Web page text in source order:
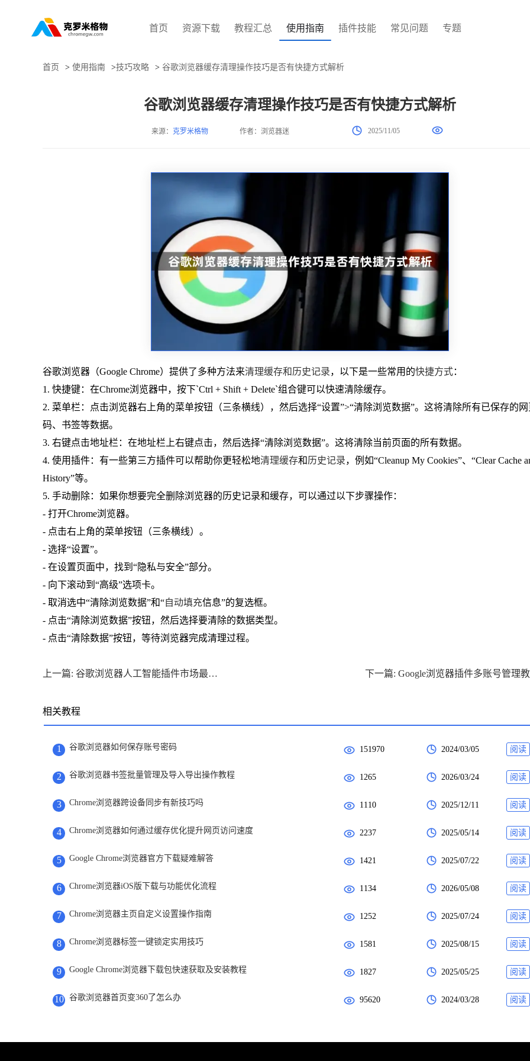
首页 资源下载 教程汇总 使用指南 插件技能 常见问题 专题
首页 > 使用指南 >技巧攻略 > 谷歌浏览器缓存清理操作技巧是否有快捷方式解析
谷歌浏览器缓存清理操作技巧是否有快捷方式解析
来源： 克罗米格物 作者：浏览器迷 2025/11/05
谷歌浏览器（Google Chrome）提供了多种方法来清理缓存和历史记录，以下是一些常用的快捷方式：
1. 快捷键：在Chrome浏览器中，按下`Ctrl + Shift + Delete`组合键可以快速清除缓存。
2. 菜单栏：点击浏览器右上角的菜单按钮（三条横线），然后选择“设置”>“清除浏览数据”。这将清除所有已保存的
码、书签等数据。
3. 右键点击地址栏：在地址栏上右键点击，然后选择“清除浏览数据”。这将清除当前页面的所有数据。
4. 使用插件：有一些第三方插件可以帮助你更轻松地清理缓存和历史记录，例如“Cleanup My Cookies”、“Clear Cache
History”等。
5. 手动删除：如果你想要完全删除浏览器的历史记录和缓存，可以通过以下步骤操作：
- 打开Chrome浏览器。
- 点击右上角的菜单按钮（三条横线）。
- 选择“设置”。
- 在设置页面中，找到“隐私与安全”部分。
- 向下滚动到“高级”选项卡。
- 取消选中“清除浏览数据”和“自动填充信息”的复选框。
- 点击“清除浏览数据”按钮，然后选择要清除的数据类型。
- 点击“清除数据”按钮，等待浏览器完成清理过程。
上一篇: 谷歌浏览器人工智能插件市场最新动态及优质插件推荐 下一篇: Google浏览器插件多账号管理
相关教程
1 谷歌浏览器如何保存账号密码 151970 2024/03/05 阅读
2 谷歌浏览器书签批量管理及导入导出操作教程 1265 2026/03/24 阅读
3 Chrome浏览器跨设备同步有新技巧吗 1110 2025/12/11 阅读
4 Chrome浏览器如何通过缓存优化提升网页访问速度 2237 2025/05/14 阅读
5 Google Chrome浏览器官方下载疑难解答 1421 2025/07/22 阅读
6 Chrome浏览器iOS版下载与功能优化流程 1134 2026/05/08 阅读
7 Chrome浏览器主页自定义设置操作指南 1252 2025/07/24 阅读
8 Chrome浏览器标签一键锁定实用技巧 1581 2025/08/15 阅读
9 Google Chrome浏览器下载包快速获取及安装教程 1827 2025/05/25 阅读
10 谷歌浏览器首页变360了怎么办 95620 2024/03/28 阅读